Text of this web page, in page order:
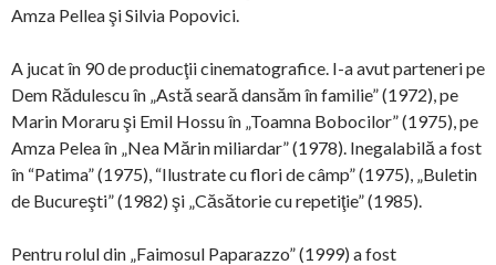
Amza Pellea şi Silvia Popovici.
A jucat în 90 de producţii cinematografice. I-a avut parteneri pe
Dem Rădulescu în „Astă seară dansăm în familie” (1972), pe
Marin Moraru şi Emil Hossu în „Toamna Bobocilor” (1975), pe
Amza Pelea în „Nea Mărin miliardar” (1978). Inegalabilă a fost
în “Patima” (1975), “Ilustrate cu flori de câmp” (1975), „Buletin
de Bucureşti” (1982) şi „Căsătorie cu repetiţie” (1985).
Pentru rolul din „Faimosul Paparazzo” (1999) a fost